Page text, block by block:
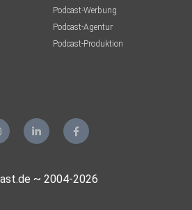
Podcast-Werbung
Podcast-Agentur
Podcast-Produktion
~ 2004-2026